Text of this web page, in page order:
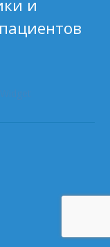
и